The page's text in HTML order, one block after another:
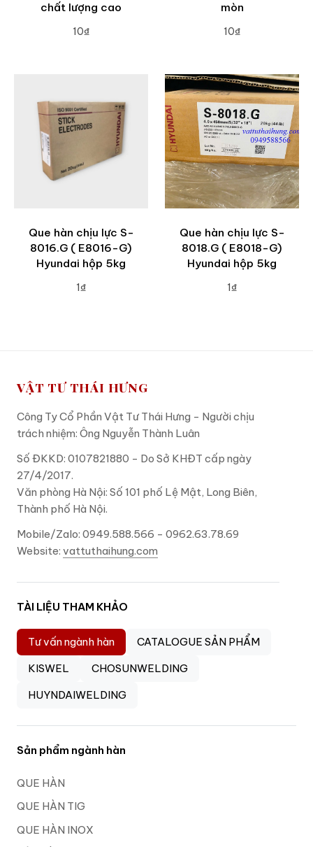
chất lượng cao
10₫
mòn
10₫
Que hàn chịu lực S-
8016.G ( E8016-G)
Hyundai hộp 5kg
1₫
Que hàn chịu lực S-
8018.G ( E8018-G)
Hyundai hộp 5kg
1₫
VẬT TƯ THÁI HƯNG
Công Ty Cổ Phần Vật Tư Thái Hưng - Người chịu
trách nhiệm: Ông Nguyễn Thành Luân
Số ĐKKD: 0107821880 - Do Sở KHĐT cấp ngày
27/4/2017.
Văn phòng Hà Nội: Số 101 phố Lệ Mật, Long Biên,
Thành phố Hà Nội.
Mobile/Zalo: 0949.588.566 - 0962.63.78.69
Website: vattuthaihung.com
TÀI LIỆU THAM KHẢO
Tư vấn ngành hàn
CATALOGUE SẢN PHẨM
KISWEL
CHOSUNWELDING
HUYNDAIWELDING
Sản phẩm ngành hàn
QUE HÀN
QUE HÀN TIG
QUE HÀN INOX